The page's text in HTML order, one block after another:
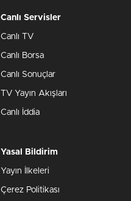
Canlı Servisler
Canlı TV
Canlı Borsa
Canlı Sonuçlar
TV Yayın Akışları
Canlı İddia
Yasal Bildirim
Yayın İlkeleri
Çerez Politikası